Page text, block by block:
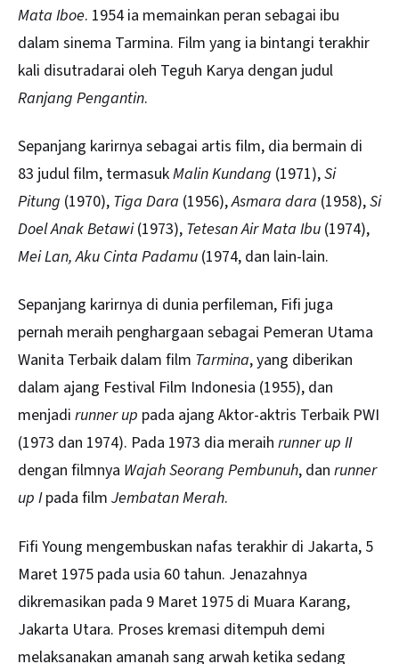
Mata Iboe. 1954 ia memainkan peran sebagai ibu
dalam sinema Tarmina. Film yang ia bintangi terakhir
kali disutradarai oleh Teguh Karya dengan judul
Ranjang Pengantin.
Sepanjang karirnya sebagai artis film, dia bermain di
83 judul film, termasukMalin Kundang (1971),Si
Pitung (1970), Tiga Dara (1956),Asmara dara (1958),Si
Doel Anak Betawi(1973), Tetesan Air Mata Ibu (1974),
Mei Lan, Aku Cinta Padamu (1974, dan lain-lain.
Sepanjang karirnya di dunia perfileman, Fifi juga
pernah meraih penghargaan sebagai Pemeran Utama
Wanita Terbaik dalam film Tarmina, yang diberikan
dalam ajang Festival Film Indonesia (1955), dan
menjadi runner up pada ajang Aktor-aktris Terbaik PWI
(1973 dan 1974). Pada 1973 dia meraih runner up II
dengan filmnya Wajah Seorang Pembunuh, dan runner
up Ipada film Jembatan Merah.
Fifi Young mengembuskan nafas terakhir di Jakarta, 5
Maret 1975 pada usia 60 tahun. Jenazahnya
dikremasikan pada 9 Maret 1975 di Muara Karang,
Jakarta Utara. Proses kremasi ditempuh demi
melaksanakan amanah sang arwah ketika sedang